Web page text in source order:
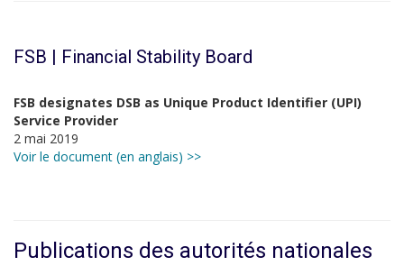
FSB | Financial Stability Board
FSB designates DSB as Unique Product Identifier (UPI)
Service Provider
2 mai 2019
Voir le document (en anglais) >>
Publications des autorités nationales